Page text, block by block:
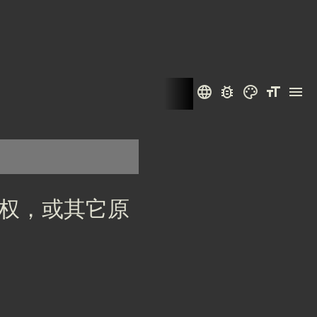
language bug_report color_lens format_size menu
，或其它原